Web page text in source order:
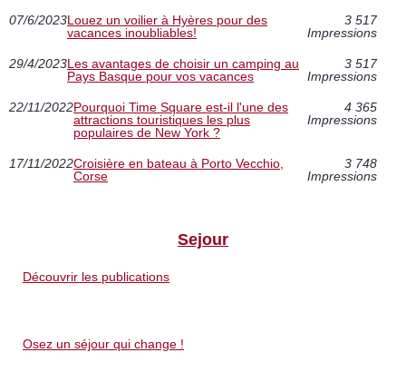
07/6/2023Louez un voilier à Hyères pour des
vacances inoubliables!
3 517
Impressions
29/4/2023Les avantages de choisir un camping au
Pays Basque pour vos vacances
3 517
Impressions
22/11/2022Pourquoi Time Square est-il l'une des
attractions touristiques les plus
populaires de New York ?
4 365
Impressions
17/11/2022Croisière en bateau à Porto Vecchio,
Corse
3 748
Impressions
Sejour
Découvrir les publications
Osez un séjour qui change !